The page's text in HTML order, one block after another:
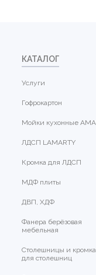
КАТАЛОГ
Услуги
Гофрокартон
Мойки кухонные
ЛДСП LAMARTY
Кромка для ЛДСП
МДФ плиты
ДВП, ХДФ
Фанера берёзовая
мебельная
Столешницы и кромка
для столешниц